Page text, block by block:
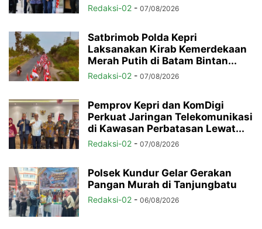
Redaksi-02 - 07/08/2026
Satbrimob Polda Kepri
Laksanakan Kirab Kemerdekaan
Merah Putih di Batam Bintan...
Redaksi-02 - 07/08/2026
Pemprov Kepri dan KomDigi
Perkuat Jaringan Telekomunikasi
di Kawasan Perbatasan Lewat...
Redaksi-02 - 07/08/2026
Polsek Kundur Gelar Gerakan
Pangan Murah di Tanjungbatu
Redaksi-02 - 06/08/2026